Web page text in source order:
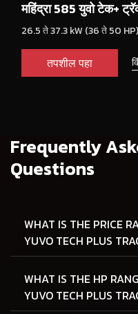
महिंद्रा 585 युवो टेक+
26.5 ते 37.3 kW (36 ते 50 HP)
तपशील पहा
Frequently
Questions
WHAT IS THE PRICE
YUVO TECH PLUS
WHAT IS THE HP
YUVO TECH PLUS